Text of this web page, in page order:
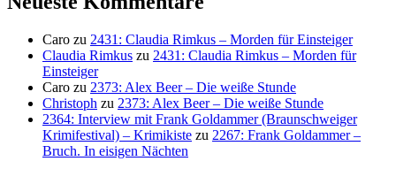
Caro zu 2431: Claudia Rimkus – Morden für Einsteiger
Claudia Rimkus zu 2431: Claudia Rimkus – Morden für
Einsteiger
Caro zu 2373: Alex Beer – Die weiße Stunde
Christoph zu 2373: Alex Beer – Die weiße Stunde
2364: Interview mit Frank Goldammer (Braunschweiger
Krimifestival) – Krimikiste zu 2267: Frank Goldammer –
Bruch. In eisigen Nächten